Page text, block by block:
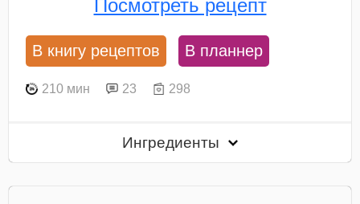
Посмотреть рецепт
В книгу рецептов В планнер
210 мин 23 298
Ингредиенты